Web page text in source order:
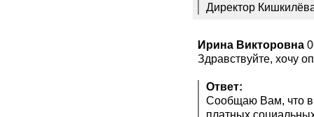
Директор
Ирина Викторовна
Здравствуйте, хочу
Ответ:
Сообщаю Вам, что в
платных